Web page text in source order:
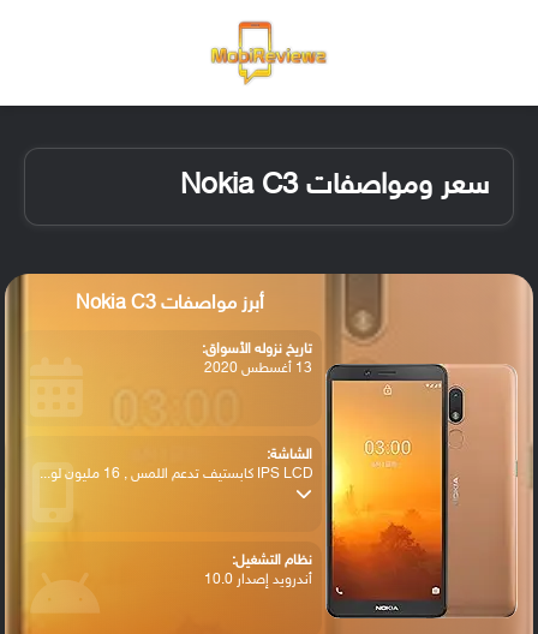
سعر ومواصفات Nokia C3
أبرز مواصفات Nokia C3
تاريخ نزوله الأسواق:
13 أغسطس 2020
الشاشة:
IPS LCD كابستيف تدعم اللمس , 16 مليون لو...
نظام التشغيل:
أندرويد إصدار 10.0